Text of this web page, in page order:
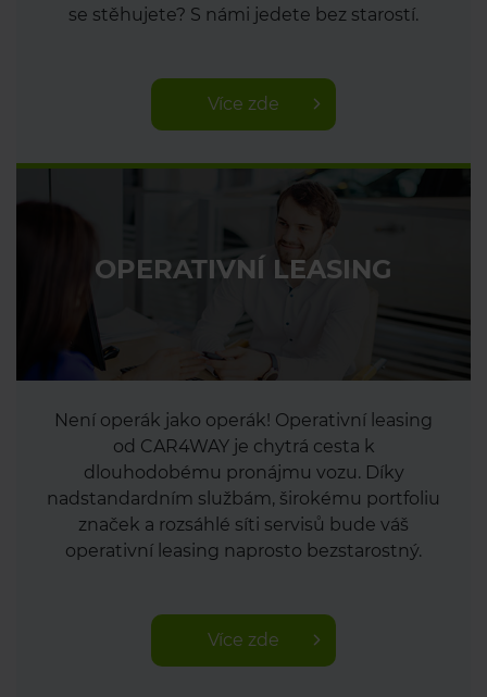
se stěhujete? S námi jedete bez starostí.
Více zde
OPERATIVNÍ LEASING
Není operák jako operák! Operativní leasing
od CAR4WAY je chytrá cesta k
dlouhodobému pronájmu vozu. Díky
nadstandardním službám, širokému portfoliu
značek a rozsáhlé síti servisů bude váš
operativní leasing naprosto bezstarostný.
Více zde